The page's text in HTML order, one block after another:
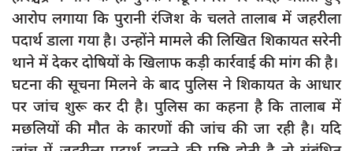
English
आरोप लगाया कि पुरानी रंजिश के चलते तालाब में जहरीला
पदार्थ डाला गया है। उन्होंने मामले की लिखित शिकायत सरेनी
थाने में देकर दोषियों के खिलाफ कड़ी कार्रवाई की मांग की है।
घटना की सूचना मिलने के बाद पुलिस ने शिकायत के आधार
पर जांच शुरू कर दी है। पुलिस का कहना है कि तालाब में
मछलियों की मौत के कारणों की जांच की जा रही है। यदि